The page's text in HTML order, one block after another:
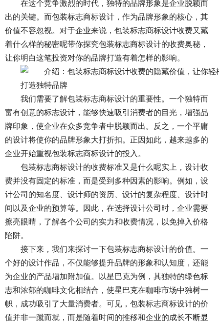
在这个竞争激烈的时代，独特的品牌形象是企业脱颖而
出的关键。而包装标志商标设计，作为品牌形象的核心，其
价值不容忽视。对于企业来说，包装标志商标设计收费又藏
着什么样的秘密呢带你探究包装标志商标设计的收费奥秘，
让你明白这笔投资对你的品牌打造有着怎样的影响。
我们需要了解包装标志商标设计的重要性。一个独特而
富有创意的标志设计，能够快速吸引消费者的目光，增强品
牌印象，使企业在众多竞争者中脱颖而出。反之，一个平庸
的设计将使你的品牌形象大打折扣。正因如此，越来越多的
企业开始重视包装标志商标设计的投入。
包装标志商标设计的收费标准又是什么呢实上，设计收
费并没有固定的标准，而是受到多种因素的影响。例如，设
计公司的知名度、设计师的资历、设计的复杂程度、设计时
间以及企业的预算等。因此，在选择设计公司时，企业需要
擦亮眼睛，了解各个公司的实力和收费情况，以免掉入价格
陷阱。
接下来，我们来探讨一下包装标志商标设计的价值。一
个好的设计作品，不仅能够提升品牌的形象和认知度，还能
为企业的产品增加附加值。以星巴克为例，其独特的绿色标
志和浓郁的咖啡文化相结合，使星巴克在咖啡市场中独树一
帜，成功吸引了大量消费者。可见，包装标志商标设计的价
值并非一蹴而就，而是随着时间的推移和企业的成长不断显